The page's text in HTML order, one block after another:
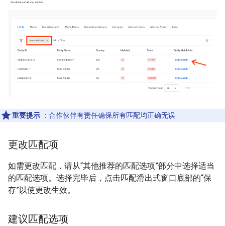
重要提示 ：合作伙伴有责任确保所有匹配均正确无误
更改匹配项
如需更改匹配，请从“其他推荐的匹配选项”部分中选择适当
的匹配选项。选择完毕后，点击匹配滑出式窗口底部的“保
存”以使更改生效。
建议匹配选项